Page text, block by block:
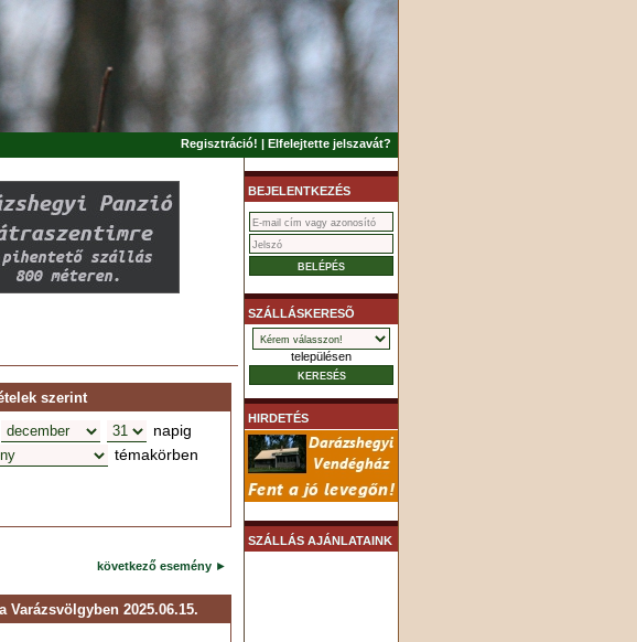
Regisztráció! | Elfelejtette jelszavát?
szerint
napig
témakörben
következő esemény ►
2025.06.15.
BEJELENTKEZÉS
SZÁLLÁSKERESÕ
településen
HIRDETÉS
SZÁLLÁS AJÁNLATAINK